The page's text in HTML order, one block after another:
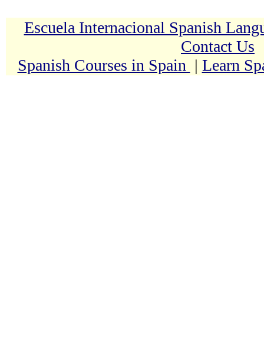
Escuela Internacional Spanish
Contact Us
Spanish Courses in Spain | Learn